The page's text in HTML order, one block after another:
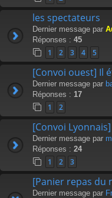
les spectateurs
Dernier message par
Réponses : 45
1 2 3 4 5
[Convoi ouest] Il
Dernier message par
Réponses : 17
1 2
[Convoi
Dernier message par
Réponses : 24
1 2 3
[Panier repas du
Dernier message par